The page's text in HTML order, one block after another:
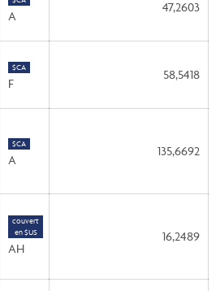
A
47,2603
$CA
F
58,5418
$CA
A
135,6692
couvert
en $US
AH
16,2489